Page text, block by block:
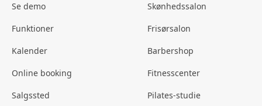
Se demo
Funktioner
Kalender
Online booking
Salgssted
Skønhedssalon
Frisørsalon
Barbershop
Fitnesscenter
Pilates-studie